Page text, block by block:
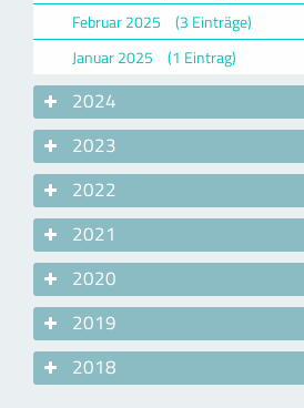
Februar 2025
(3 Einträge)
Januar 2025
(1 Eintrag)
2024
2023
2022
2021
2020
2019
2018